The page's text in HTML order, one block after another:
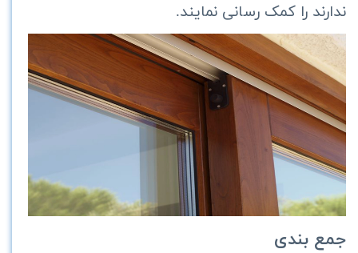
ندارند را کمک رسانی نمایند.
جمع بندی